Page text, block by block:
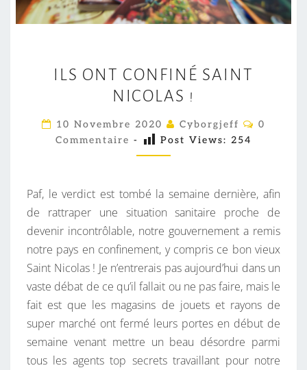
L
N
T
O
N
F
I
N
É
S
A
I
N
ILS ONT CONFINÉ SAINT
NICOLAS !
10 Novembre 2020 Cyborgjeff
C
A
I
R
E
0
Commentaire - Post Views: 254
Paf, le verdict est tombé la semaine dernière, afin
de rattraper une situation sanitaire proche de
devenir incontrôlable, notre gouvernement a remis
notre pays en confinement, y compris ce bon vieux
Saint Nicolas ! Je n’entrerais pas aujourd’hui dans un
vaste débat de ce qu’il fallait ou ne pas faire, mais le
fait est que les magasins de jouets et rayons de
super marché ont fermé leurs portes en début de
semaine venant mettre un beau désordre parmi
tous les agents top secrets travaillant pour notre